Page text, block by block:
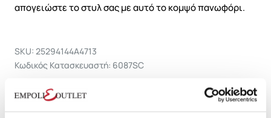
απογειώστε το στυλ σας με αυτό το κομψό πανωφόρι.
SKU: 25294144A4713
Κωδικός Κατασκευαστή: 6087SC